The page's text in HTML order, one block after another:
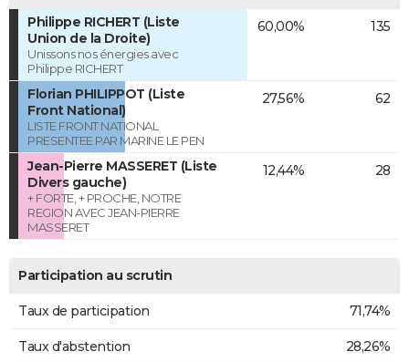
Philippe RICHERT (Liste
Union de la Droite)
Unissons nos énergies avec
Philippe RICHERT
60,00% 135
Florian PHILIPPOT (Liste
Front National)
LISTE FRONT NATIONAL
PRESENTEE PAR MARINE LE PEN
27,56% 62
Jean-Pierre MASSERET (Liste
Divers gauche)
+ FORTE, + PROCHE, NOTRE
REGION AVEC JEAN-PIERRE
MASSERET
12,44% 28
Participation au scrutin
Taux de participation 71,74%
Taux d'abstention 28,26%